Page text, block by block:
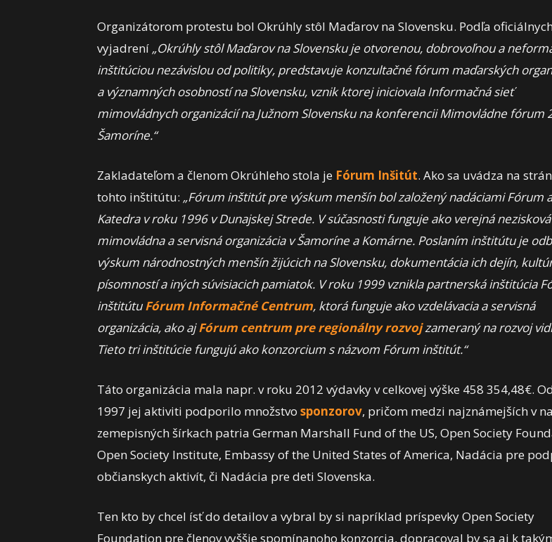
Organizátorom protestu bol Okrúhly stôl Maďarov na Slovensku. Podľa
vyjadrení „Okrúhly stôl Maďarov na Slovensku je otvorenou, dobrovoľnou a
inštitúciou nezávislou od politiky, predstavuje konzultačné fórum maďarských
a významných osobností na Slovensku, vznik ktorej iniciovala Informačná sieť
mimovládnych organizácií na Južnom Slovensku na konferencii Mimovládne fórum
Šamoríne.“
Zakladateľom a členom Okrúhleho stola je Fórum Inšitút. Ako sa uvádza na
tohto inštitútu: „Fórum inštitút pre výskum menšín bol založený nadáciami Fórum a
Katedra v roku 1996 v Dunajskej Strede. V súčasnosti funguje ako verejná nezisková
mimovládna a servisná organizácia v Šamoríne a Komárne. Poslaním inštitútu je
výskum národnostných menšín žijúcich na Slovensku, dokumentácia ich dejín,
písomností a iných súvisiacich pamiatok. V roku 1999 vznikla partnerská inštitúcia
inštitútu Fórum Informačné Centrum, ktorá funguje ako vzdelávacia a servisná
organizácia, ako ajFórum centrum pre regionálny rozvojzameraný na rozvoj
Tieto tri inštitúcie fungujú ako konzorcium s názvom Fórum inštitút.“
Táto organizácia mala napr. v roku 2012 výdavky v celkovej výške 458 354,48€.
1997 jej aktiviti podporilo množstvo sponzorov, pričom medzi najznámejších v
zemepisných šírkach patria German Marshall Fund of the US, Open Society
Open Society Institute, Embassy of the United States of America, Nadácia pre
občianskych aktivít, či Nadácia pre deti Slovenska.
Ten kto by chcel ísť do detailov a vybral by si napríklad príspevky Open Society
Foundation pre členov vyššie spomínanoho konzorcia, dopracoval by sa aj k